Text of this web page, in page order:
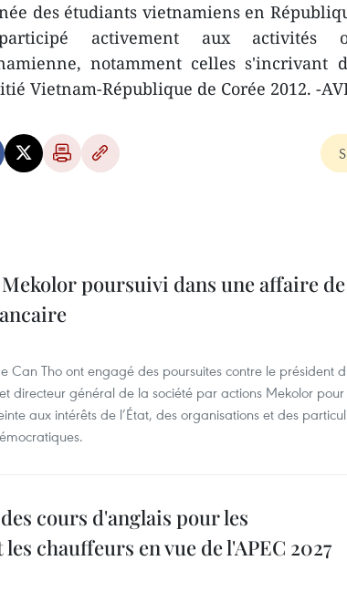
des étudiants vietnamiens en
activement aux activités
notamment celles s'incrivant
Vietnam-République de Corée 2012. -
poursuivi dans une affaire de
Can Tho ont engagé des poursuites contre le président
directeur général de la société par actions Mekolor pour
aux intérêts de l’État, des organisations et des
cours d'anglais pour les
chauffeurs en vue de l'APEC 2027